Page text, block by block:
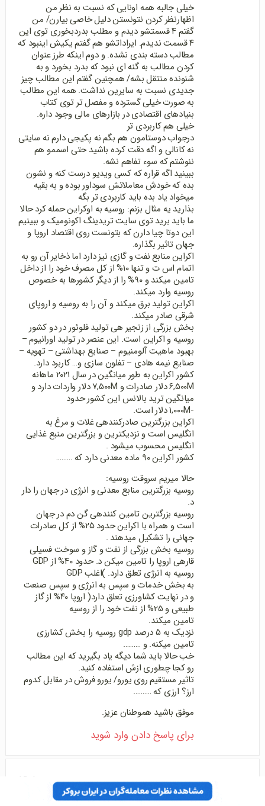
خیلی جالبه همه اونایی که نسبت به نظر من
اظهارنظر کردن نتونستن دلیل خاصی بیارن/ من
گفتم ۴ قسمتشو دیدم و مطلب بدردبخوری توی این
۴ قسمت ندیدم. ایراداتشو هم گفتم یکیش اینبود که
مطالب دسته بندی نشده. و دوم اینکه طرز عنوان
کردن مطالب به گنه ای نبود که بدرد بخورد و به
شنونده منتقل بشه/ همچنین گفتم این مطالب چیز
جدیدی نسبت به سایرین نداشت. همه این مطالب
به صورت خیلی گسترده و مفصل تر توی کتاب
بنیادهای اقتصادی در بازارهای مالی وجود داره.
خیلی هم کاربردی تر
درجواب دوستامون هم بگم نه پکیجی دارم نه سایتی
نه کانالی و اگه دقت کرده باشید حتی اسممو هم
ننوشتم که سوء تفاهم نشه.
ببینید اگه قراره که کسی ویدیو درست کنه و نشون
بده که خودش معاملاتش سوداور بوده و به بقیه
میخواد یاد بده باید کاربردی تر بگه
بذارید یه مثال بزنم: روسیه به اوکراین حمله کرد حالا
ما باید برید توی سایت تریدینگ اکونومیک و ببینیم
این دوتا چیا دارن که بتونست روی اقتصاد اروپا و
جهان تاثیر بگذاره.
اکراین منابع نفت و گازی نیز دارد اما ذخایر آن رو به
اتمام اس ت و تنها ۱۰% از کل مصرف خود را از داخل
تامین میکند و ۹۰% را از دیگر کشورها به خصوص
روسیه وارد میکند.
اکراین تولید برق میکند و آن را به روسیه و اروپای
شرقی صادر میکند.
بخش بزرگی از زنجیر هی تولید فلوئور در دو کشور
روسیه و اکراین است. این عنصر در تولید اورانیوم –
بهبود ماهیت آلومنیوم – صنایع بهداشتی – تهویه –
صنایع نیمه هادی – تفلون سازی و… کاربرد دارد.
کشور اکراین به طور میانگین در سال ۲۰۲۱ ماهانه
۶,۵۰۰M دلار صادرات و ۷,۵۰۰M دلار واردات دارد و
میانگین ترید بالانس این کشور حدود
-۱,۰۰۰M دلار است.
اکراین بزرگترین صادرکنندهی غلات و مرغ به
انگلیس است و نزدیکترین و بزرگترین منبع غذایی
انگلیس محسوب میشود .
کشور اکراین ۹۰ ماده معدنی دارد که ………
حالا میریم سروقت روسیه:
روسیه بزرگترین منابع معدنی و انرژی در جهان را دار
د.
روسیه بزرگترین تامین کنندهی گن دم در جهان
است و همراه با اکراین حدود ۲۵% از کل صادرات
جهانی را تشکیل میدهند .
روسیه بخش بزرگی از نفت و گاز و سوخت فسیلی
قارهی اروپا را تامین میکن د. حدود ۴۰% از GDP
روسیه به انرژی تعلق دارد. )اغلب GDP
به بخش خدمات و سپس به انرژی و سپس صنعت
و در نهایت کشاورزی تعلق دارد( اروپا ۴۰% از گاز
طبیعی و ۲۵% از نفت خود را از روسیه
تامین میکند.
نزدیک به ۵ درصد gdp روسیه را بخش کشارزی
تامین میکنه. و ……….
خب حالا باید شما دیگه یاد بگیرید که این مطالب
رو کجا چطوری ازش استفاده کنید.
تاثیر مستقیم روی یورو/ یورو فروش در مقابل کدوم
ارز؟ ارزی که ……….
موفق باشید هموطنان عزیز.
برای پاسخ دادن وارد شوید
davoudg1
اردیبهشت ۲۱, ۱۴۰۱ در ۲۰:۱۹